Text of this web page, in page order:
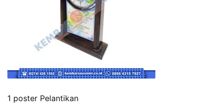
1 poster Pelantikan